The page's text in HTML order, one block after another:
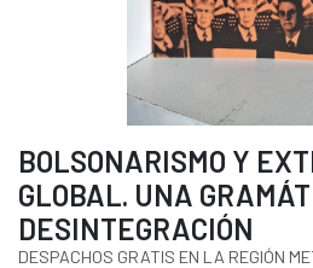
BOLSONARISMO Y
GLOBAL. UNA
DESINTEGRACIÓN
DESPACHOS GRATIS EN LA REGIÓN